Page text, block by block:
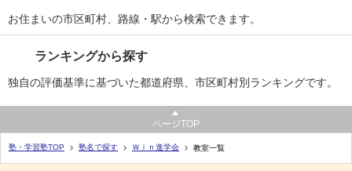
お住まいの市区町村、路線・駅から検索できます。
ランキングから探す
独自の評価基準に基づいた都道府県、市区町村別ランキングです。
ページTOP
塾・学習塾TOP 塾名で探す Ｗｉｎ進学会 教室一覧